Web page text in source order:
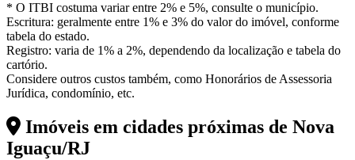
* O ITBI costuma variar entre 2% e 5%, consulte o município.
Escritura: geralmente entre 1% e 3% do valor do imóvel, conforme
tabela do estado.
Registro: varia de 1% a 2%, dependendo da localização e tabela do
cartório.
Considere outros custos também, como Honorários de Assessoria
Jurídica, condomínio, etc.
Imóveis em cidades próximas de Nova
Iguaçu/RJ